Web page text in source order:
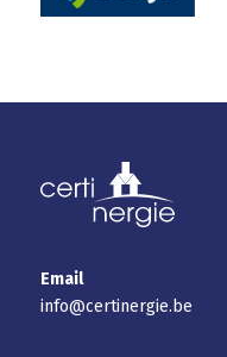
Email
info@certinergie.be